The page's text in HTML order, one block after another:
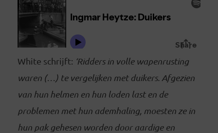
White schrijft: ‘Ridders in volle wapenrusting
waren (…) te vergelijken met duikers. Afgezien
van hun helmen en hun loden last en de
problemen met hun ademhaling, moesten ze in
hun pak gehesen worden door aardige en